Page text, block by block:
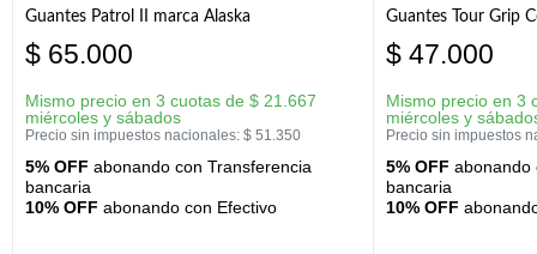
Guantes Patrol II marca Alaska
$ 65.000
Mismo precio en 3 cuotas de $ 21.667
miércoles y sábados
Precio sin impuestos nacionales: $ 51.350
5% OFF abonando con Transferencia
bancaria
10% OFF abonando con Efectivo
Guantes Tour Grip
$ 47.000
Mismo precio en 3
miércoles y
Precio sin impuestos
5% OFF abonando
bancaria
10% OFF